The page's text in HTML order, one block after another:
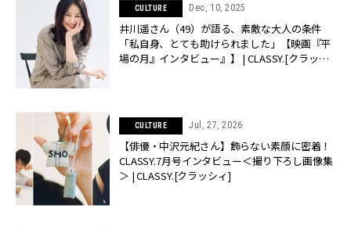
CULTURE Dec, 10, 2025
井川遥さん（49）が語る、素敵な大人の条件
「私自身、とても助けられました」【映画『平
場の月』インタビュー』】 | CLASSY.[クラッシ
CULTURE Jul, 27, 2026
【俳優・中沢元紀さん】飾らない素顔に密着！
CLASSY.7月号インタビュー＜撮り下ろし画像集
＞ | CLASSY.[クラッシィ]